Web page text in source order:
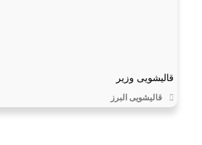
قالیشویی وزیر
قالیشویی البرز